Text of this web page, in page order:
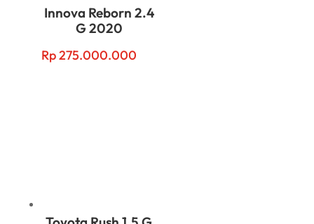
Innova Reborn 2.4
G 2020
Rp275.000.000